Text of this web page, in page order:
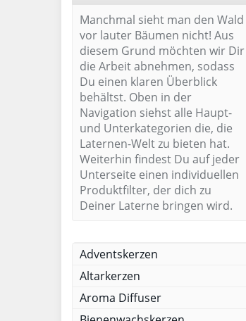
Manchmal sieht man den Wald
vor lauter Bäumen nicht! Aus
diesem Grund möchten wir Dir
die Arbeit abnehmen, sodass
Du einen klaren Überblick
behältst. Oben in der
Navigation siehst alle Haupt-
und Unterkategorien die, die
Laternen-Welt zu bieten hat.
Weiterhin findest Du auf jeder
Unterseite einen individuellen
Produktfilter, der dich zu
Deiner Laterne bringen wird.
Adventskerzen
Altarkerzen
Aroma Diffuser